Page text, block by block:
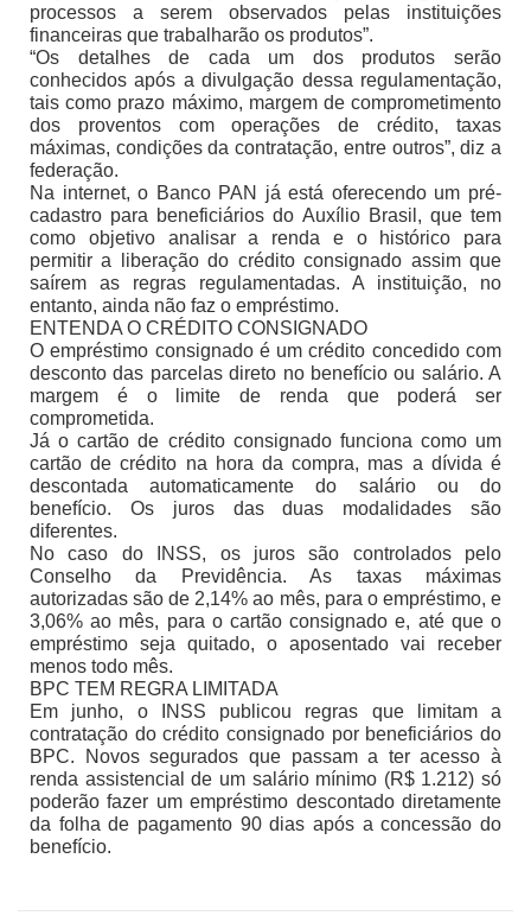
processos a serem observados pelas instituições
financeiras que trabalharão os produtos”.
“Os detalhes de cada um dos produtos serão
conhecidos após a divulgação dessa regulamentação,
tais como prazo máximo, margem de comprometimento
dos proventos com operações de crédito, taxas
máximas, condições da contratação, entre outros”, diz a
federação.
Na internet, o Banco PAN já está oferecendo um pré-
cadastro para beneficiários do Auxílio Brasil, que tem
como objetivo analisar a renda e o histórico para
permitir a liberação do crédito consignado assim que
saírem as regras regulamentadas. A instituição, no
entanto, ainda não faz o empréstimo.
ENTENDA O CRÉDITO CONSIGNADO
O empréstimo consignado é um crédito concedido com
desconto das parcelas direto no benefício ou salário. A
margem é o limite de renda que poderá ser
comprometida.
Já o cartão de crédito consignado funciona como um
cartão de crédito na hora da compra, mas a dívida é
descontada automaticamente do salário ou do
benefício. Os juros das duas modalidades são
diferentes.
No caso do INSS, os juros são controlados pelo
Conselho da Previdência. As taxas máximas
autorizadas são de 2,14% ao mês, para o empréstimo, e
3,06% ao mês, para o cartão consignado e, até que o
empréstimo seja quitado, o aposentado vai receber
menos todo mês.
BPC TEM REGRA LIMITADA
Em junho, o INSS publicou regras que limitam a
contratação do crédito consignado por beneficiários do
BPC. Novos segurados que passam a ter acesso à
renda assistencial de um salário mínimo (R$ 1.212) só
poderão fazer um empréstimo descontado diretamente
da folha de pagamento 90 dias após a concessão do
benefício.